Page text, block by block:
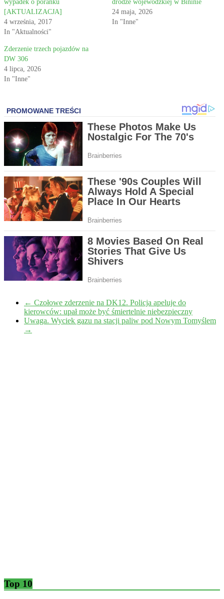
wypadek o poranku
[AKTUALIZACJA]
4 września, 2017
In "Aktualności"
drodze wojewódzkiej w Bininie
24 maja, 2026
In "Inne"
Zderzenie trzech pojazdów na
DW 306
4 lipca, 2026
In "Inne"
← Czołowe zderzenie na DK12. Policja apeluje do
kierowców: upał może być śmiertelnie niebezpieczny
Uwaga. Wyciek gazu na stacji paliw pod Nowym Tomyślem
→
Top 10